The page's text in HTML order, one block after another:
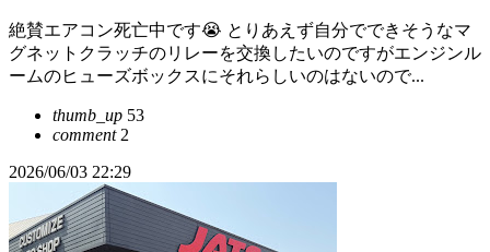
絶賛エアコン死亡中です😭 とりあえず自分でできそうなマ
グネットクラッチのリレーを交換したいのですがエンジンル
ームのヒューズボックスにそれらしいのはないので...
thumb_up 53
comment2
2026/06/03 22:29